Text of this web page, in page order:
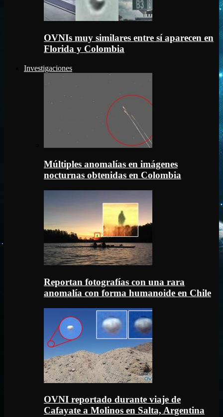
OVNIs muy similares entre sí aparecen en
Florida y Colombia
Investigaciones
Múltiples anomalías en imágenes
nocturnas obtenidas en Colombia
Reportan fotografías con una rara
anomalía con forma humanoide en Chile
OVNI reportado durante viaje de
Cafayate a Molinos en Salta, Argentina